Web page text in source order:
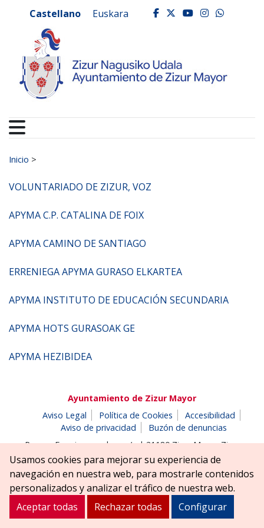
Ayuntamiento de
Castellano Euskara facebook
twitter
youtube
Buscar:
Inicio >
VOLUNTARIADO DE ZIZUR, VOZ
APYMA C.P. CATALINA DE FOIX
APYMA CAMINO DE SANTIAGO
ERRENIEGA APYMA GURASO ELKARTEA
APYMA INSTITUTO DE EDUCACIÓN SECUNDARIA
APYMA HOTS GURASOAK GE
APYMA HEZIBIDEA
Ayuntamiento de Zizur Mayor
Aviso Legal
Política de Cookies
Accesibilidad
Aviso de privacidad
Buzón de denuncias
Parque Erreniega parkea, s/n | 31180 Zizur Mayor-Zizur
Nagusia (NAVARRA-NAFARROA)
Tel. 948 181900
ayuntamiento@zizurmayor.es
Usamos cookies para mejorar su experiencia de
navegación en nuestra web, para mostrarle contenidos
personalizados y analizar el tráfico de nuestra web.
Aceptar todas
Rechazar todas Configurar